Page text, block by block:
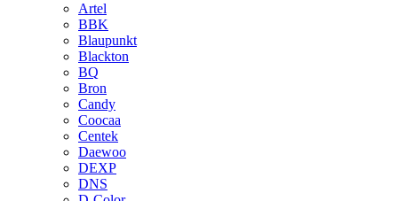
Artel
BBK
Blaupunkt
Blackton
BQ
Bron
Candy
Coocaa
Centek
Daewoo
DEXP
DNS